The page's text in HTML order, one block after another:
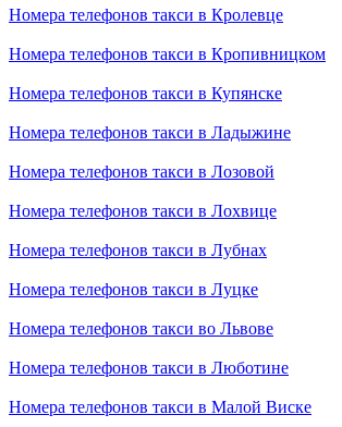
Номера телефонов такси в Кролевце
Номера телефонов такси в Кропивницком
Номера телефонов такси в Купянске
Номера телефонов такси в Ладыжине
Номера телефонов такси в Лозовой
Номера телефонов такси в Лохвице
Номера телефонов такси в Лубнах
Номера телефонов такси в Луцке
Номера телефонов такси во Львове
Номера телефонов такси в Люботине
Номера телефонов такси в Малой Виске